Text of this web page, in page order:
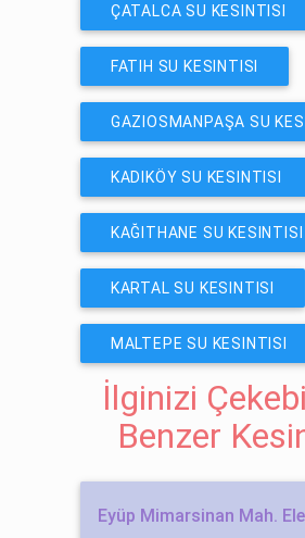
ÇATALCA SU KESINTISI
FATIH SU KESINTISI
GAZIOSMANPAŞA SU
KADIKÖY SU KESINTISI
KAĞITHANE SU KESINTISI
KARTAL SU KESINTISI
MALTEPE SU KESINTISI
İlginizi
Benzer
Eyüp Mimarsinan Mah.